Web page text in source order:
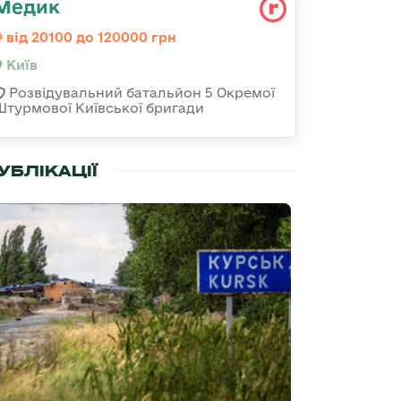
від 20100 до 120000 грн
Київ
Розвідувальний батальйон 5 Окремої
Київської бригади